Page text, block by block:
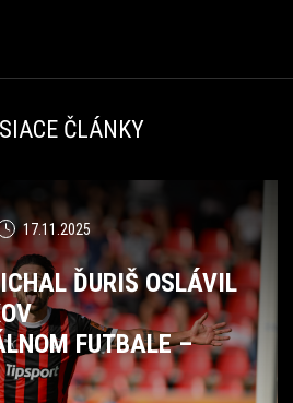
ČLÁNKY
17.11.2025
ĎURIŠ OSLÁVIL
FUTBALE –